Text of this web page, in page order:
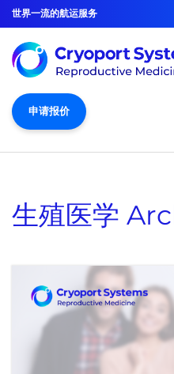
世界一流的航运服务
申请报价
生殖医学